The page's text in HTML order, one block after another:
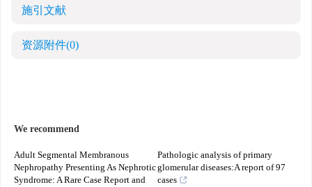
施引文献
资源附件(0)
We recommend
Adult Segmental Membranous
Nephropathy Presenting As Nephrotic
Syndrome: A Rare Case Report and
Pathologic analysis of primary
glomerular diseases:A report of 97
cases